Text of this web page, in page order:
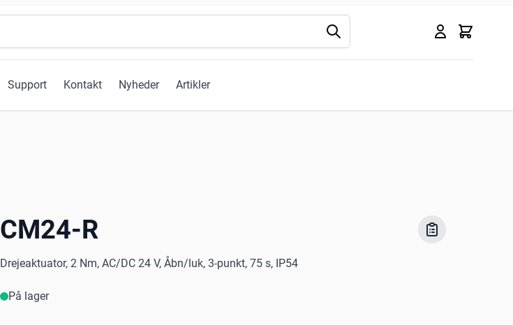
Support Kontakt Nyheder Artikler
Kurv
CM24-R
Drejeaktuator, 2 Nm, AC/DC 24 V, Åbn/luk, 3-punkt, 75 s, IP54
På lager